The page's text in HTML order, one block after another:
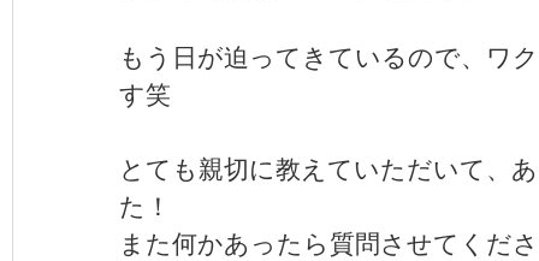
もう日が迫ってきているので、ワ
す笑
とても親切に教えていただいて、
た！
また何かあったら質問させてくだ